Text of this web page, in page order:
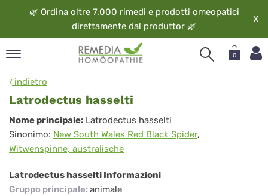
🌿 Ordina oltre 7.000 rimedi e prodotti omeopatici
direttamente dal produttor 🌿
X
0
indietro
Latrodectus hasselti
Latrodectus
hasselti
Nome principale: Latrodectus hasselti
Sinonimo: New South Wales Red Black Spider,
Witwenspinne, australische
Latrodectus hasselti Informazioni
Gruppo principale: animale